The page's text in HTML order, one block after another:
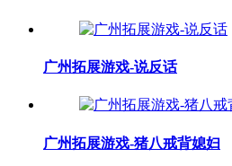
广州拓展游戏-说反话
广州拓展游戏-猪八戒背媳妇